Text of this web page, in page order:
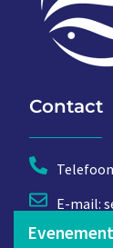
Contact
E-mail:
Adres: